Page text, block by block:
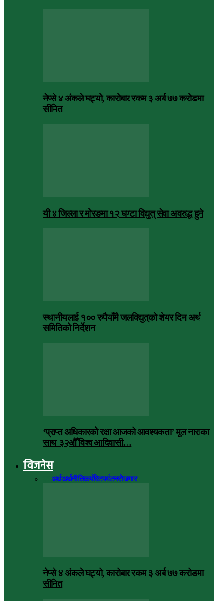
नेप्से ४ अंकले घट्यो, कारोबार रकम ३ अर्ब ७७ करोडमा
सीमित
यी ४ जिल्ला र मोरङमा १२ घण्टा विद्युत् सेवा अवरुद्ध हुने
स्थानीयलाई १०० रुपैयाँमै जलविद्युत्‌को शेयर दिन अर्थ
समितिको निर्देशन
‘प्राप्त अधिकारको रक्षा आजको आवश्यकता’ मूल नाराका
साथ ३२औँ विश्व आदिवासी…
विजनेस
अर्थअर्थनीतिकर्पोरेटपर्यटनरोजगार
नेप्से ४ अंकले घट्यो, कारोबार रकम ३ अर्ब ७७ करोडमा
सीमित